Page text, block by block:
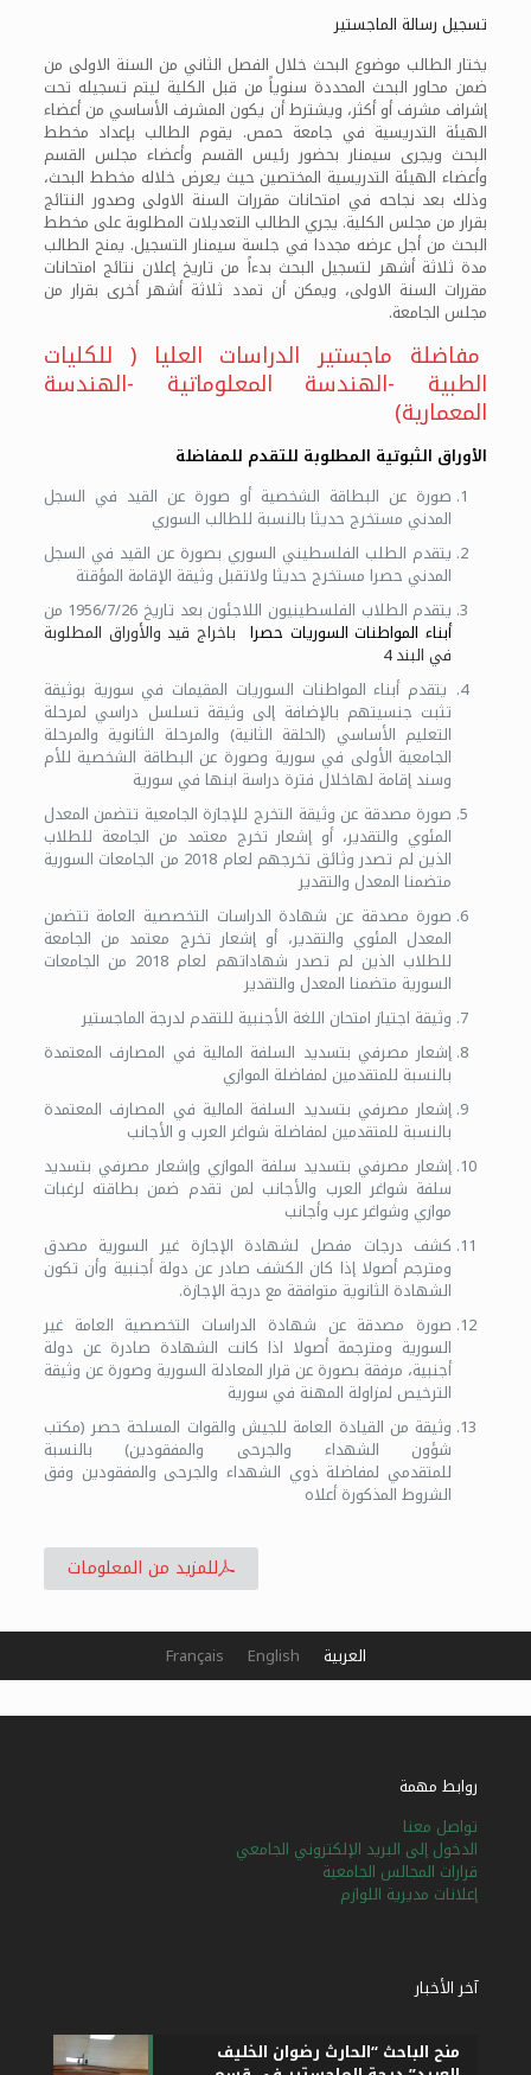
تسجيل رسالة الماجستير
يختار الطالب موضوع البحث خلال الفصل الثاني من السنة الاولى من
ضمن محاور البحث المحددة سنوياً من قبل الكلية ليتم تسجيله تحت
إشراف مشرف أو أكثر، ويشترط أن يكون المشرف الأساسي من أعضاء
الهيئة التدريسية في جامعة حمص. يقوم الطالب بإعداد مخطط
البحث ويجرى سيمنار بحضور رئيس القسم وأعضاء مجلس القسم
وأعضاء الهيئة التدريسية المختصين حيث يعرض خلاله مخطط البحث،
وذلك بعد نجاحه في امتحانات مقررات السنة الاولى وصدور النتائج
بقرار من مجلس الكلية. يجري الطالب التعديلات المطلوبة على مخطط
البحث من أجل عرضه مجددا في جلسة سيمنار التسجيل. يمنح الطالب
مدة ثلاثة أشهر لتسجيل البحث بدءاً من تاريخ إعلان نتائج امتحانات
مقررات السنة الاولى، ويمكن أن تمدد ثلاثة أشهر أخرى بقرار من
مجلس الجامعة.
مفاضلة ماجستير الدراسات العليا ( للكليات
الطبية -الهندسة المعلوماتية -الهندسة
المعمارية)
الأوراق الثبوتية المطلوبة للتقدم للمفاضلة
صورة عن البطاقة الشخصية أو صورة عن القيد في السجل
المدني مستخرج حديثا بالنسبة للطالب السوري
يتقدم الطلب الفلسطيني السوري بصورة عن القيد في السجل
المدني حصرا مستخرج حديثا ولاتقبل وثيقة الإقامة المؤقتة
يتقدم الطلاب الفلسطينيون اللاجئون بعد تاريخ 1956/7/26 من
أبناء المواطنات السوريات حصرا باخراج قيد والأوراق المطلوبة
في البند 4
يتقدم أبناء المواطنات السوريات المقيمات في سورية بوثيقة
تثبت جنسيتهم بالإضافة إلى وثيقة تسلسل دراسي لمرحلة
التعليم الأساسي (الحلقة الثانية) والمرحلة الثانوية والمرحلة
الجامعية الأولى في سورية وصورة عن البطاقة الشخصية للأم
وسند إقامة لهاخلال فترة دراسة ابنها في سورية
صورة مصدقة عن وثيقة التخرج للإجازة الجامعية تتضمن المعدل
المئوي والتقدير، أو إشعار تخرج معتمد من الجامعة للطلاب
الذين لم تصدر وثائق تخرجهم لعام 2018 من الجامعات السورية
متضمنا المعدل والتقدير
صورة مصدقة عن شهادة الدراسات التخصصية العامة تتضمن
المعدل المئوي والتقدير، أو إشعار تخرج معتمد من الجامعة
للطلاب الذين لم تصدر شهاداتهم لعام 2018 من الجامعات
السورية متضمنا المعدل والتقدير
وثيقة اجتياز امتحان اللغة الأجنبية للتقدم لدرجة الماجستير
إشعار مصرفي بتسديد السلفة المالية في المصارف المعتمدة
بالنسبة للمتقدمين لمفاضلة الموازي
إشعار مصرفي بتسديد السلفة المالية في المصارف المعتمدة
بالنسبة للمتقدمين لمفاضلة شواغر العرب و الأجانب
إشعار مصرفي بتسديد سلفة الموازي وإشعار مصرفي بتسديد
سلفة شواغر العرب والأجانب لمن تقدم ضمن بطاقته لرغبات
موازي وشواغر عرب وأجانب
كشف درجات مفصل لشهادة الإجازة غير السورية مصدق
ومترجم أصولا إذا كان الكشف صادر عن دولة أجنبية وأن تكون
الشهادة الثانوية متوافقة مع درجة الإجازة.
صورة مصدقة عن شهادة الدراسات التخصصية العامة غير
السورية ومترجمة أصولا اذا كانت الشهادة صادرة عن دولة
أجنبية، مرفقة بصورة عن قرار المعادلة السورية وصورة عن وثيقة
الترخيص لمزاولة المهنة في سورية
وثيقة من القيادة العامة للجيش والقوات المسلحة حصر (مكتب
شؤون الشهداء والجرحى والمفقودين) بالنسبة
للمتقدمي لمفاضلة ذوي الشهداء والجرحى والمفقودين وفق
الشروط المذكورة أعلاه
للمزيد من المعلومات
روابط مهمة
تواصل معنا
الدخول إلى البريد الإلكتروني الجامعي
قرارات المجالس الجامعية
إعلانات مديرية اللوازم
آخر الأخبار
منح الباحث “الحارث رضوان الخليف
العربية English
Français